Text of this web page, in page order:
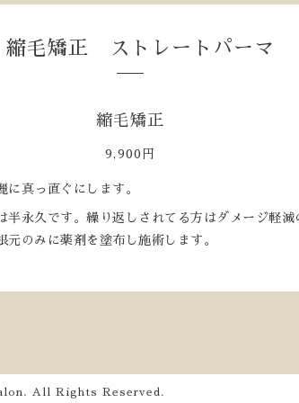
毛矯正 ストレートパーマ
縮毛矯正
9,900円
に真っ直ぐにします。
半永久です。繰り返しされてる方はダメージ軽減
元のみに薬剤を塗布し施術します。
. All Rights Reserved.